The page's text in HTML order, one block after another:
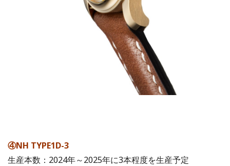
④NH TYPE1D-3
生産本数：2024年～2025年に3本程度を生産予定